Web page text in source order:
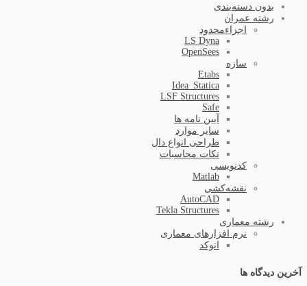
بدون دسته‌بندی
رشته عمران
اجزاء‌محدود
LS Dyna
OpenSees
سازه
Etabs
Idea_Statica
LSF Structures
Safe
آیین نامه ها
سایر موارد
طراحی انواع دال
نکات محاسبات
کد‌نویسی
Matlab
نقشه‌کشی
AutoCAD
Tekla Structures
رشته معماری
نرم افزارهای معماری
اتوکد
آخرین دیدگاه ها